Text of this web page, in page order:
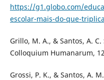
https://g1.globo.com/
escolar-mais-do-que-
Grillo, M. A., & Santos, A.
Colloquium Humanarum,
Grossi, P. K., & Santos, A.